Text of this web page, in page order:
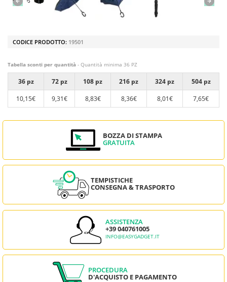
CODICE PRODOTTO: 19501
Tabella sconti per quantità - Quantità minima 36 PZ
36 pz 72 pz 108 pz 216 pz 324 pz
504 pz
10,15€
9,31€ 8,83€ 8,36€ 8,01€ 7,65€
BOZZA DI STAMPA
GRATUITA
TEMPISTICHE
CONSEGNA & TRASPORTO
ASSISTENZA
+39 040761005
INFO@EASYGADGET.IT
PROCEDURA
D'ACQUISTO E PAGAMENTO